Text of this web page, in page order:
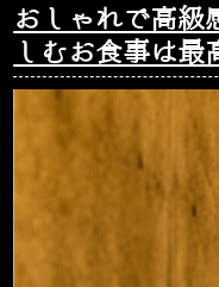
おしゃれで高級
しむお食事は最